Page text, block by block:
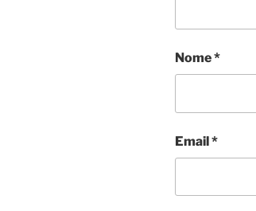
Nome*
Email*